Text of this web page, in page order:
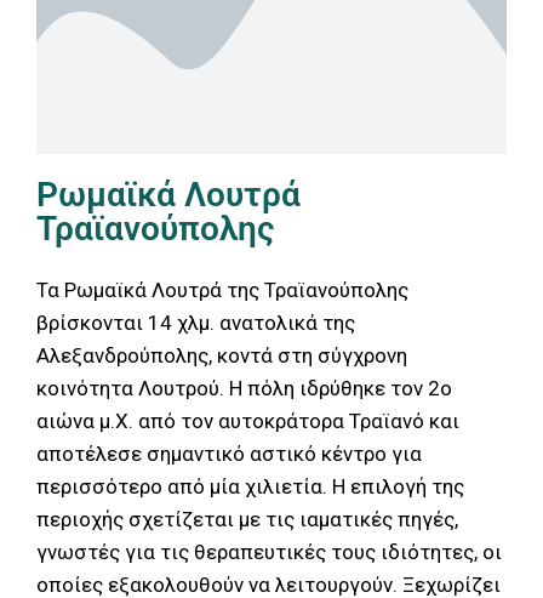
Ρωμαϊκά Λουτρά
Τραϊανούπολης
Τα Ρωμαϊκά Λουτρά της Τραϊανούπολης
βρίσκονται 14 χλμ. ανατολικά της
Αλεξανδρούπολης, κοντά στη σύγχρονη
κοινότητα Λουτρού. Η πόλη ιδρύθηκε τον 2ο
αιώνα μ.Χ. από τον αυτοκράτορα Τραϊανό και
αποτέλεσε σημαντικό αστικό κέντρο για
περισσότερο από μία χιλιετία. Η επιλογή της
περιοχής σχετίζεται με τις ιαματικές πηγές,
γνωστές για τις θεραπευτικές τους ιδιότητες, οι
οποίες εξακολουθούν να λειτουργούν. Ξεχωρίζει